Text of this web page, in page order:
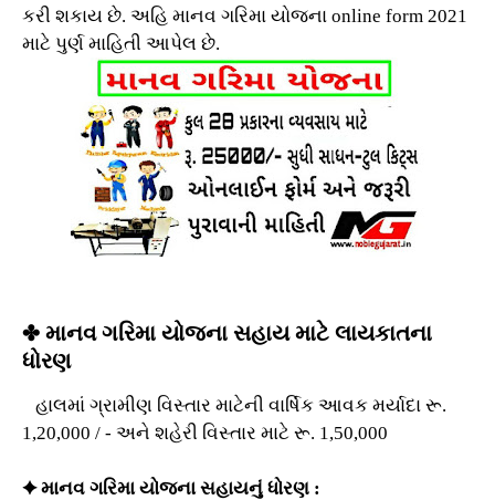
કરી શકાય છે. અહિ માનવ ગરિમા યોજના online form 2021
માટે પુર્ણ માહિતી આપેલ છે.
✤ માનવ ગરિમા યોજના સહાય માટે લાયકાતના
ધોરણ
હાલમાં ગ્રામીણ વિસ્તાર માટેની વાર્ષિક આવક મર્યાદા રૂ.
1,20,000 / - અને શહેરી વિસ્તાર માટે રૂ. 1,50,000
✦ માનવ ગરિમા યોજના સહાયનું ધોરણ :